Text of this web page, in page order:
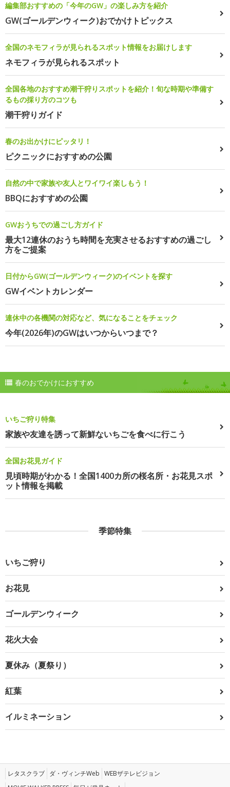
編集部おすすめの「今年のGW」の楽しみ方を紹介
GW(ゴールデンウィーク)おでかけトピックス
全国のネモフィラが見られるスポット情報をお届けします
ネモフィラが見られるスポット
全国各地のおすすめ潮干狩りスポットを紹介！旬な時期や準備す
るもの採り方のコツも
潮干狩りガイド
春のお出かけにピッタリ！
ピクニックにおすすめの公園
自然の中で家族や友人とワイワイ楽しもう！
BBQにおすすめの公園
GWおうちでの過ごし方ガイド
最大12連休のおうち時間を充実させるおすすめの過ごし
方をご提案
日付からGW(ゴールデンウィーク)のイベントを探す
GWイベントカレンダー
連休中の各機関の対応など、気になることをチェック
今年(2026年)のGWはいつからいつまで？
春のおでかけにおすすめ
いちご狩り特集
家族や友達を誘って新鮮ないちごを食べに行こう
全国お花見ガイド
見頃時期がわかる！全国1400カ所の桜名所・お花見スポ
ット情報を掲載
季節特集
いちご狩り
お花見
ゴールデンウィーク
花火大会
夏休み（夏祭り）
紅葉
イルミネーション
レタスクラブ ダ・ヴィンチWeb WEBザテレビジョン